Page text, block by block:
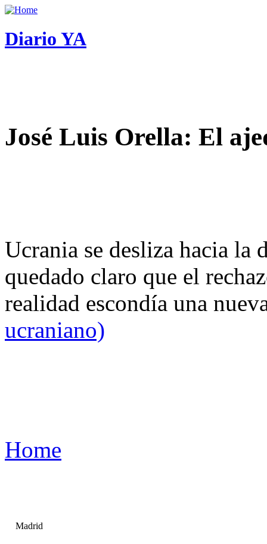
Diario YA
José Luis Orella: El
Ucrania se desliza hacia
quedado claro que el
realidad escondía una
ucraniano)
Home
Madrid